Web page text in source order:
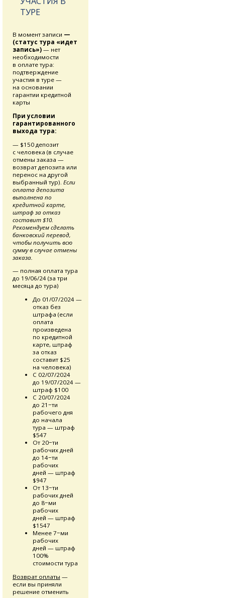
ТУРЕ
В момент записи —
(статус тура «идет
запись») — нет
необходимости
в оплате тура:
подтверждение
участия в туре —
на основании
гарантии кредитной
карты
При условии
гарантированного
выхода тура:
— $150 депозит
с человека (в случае
отмены заказа —
возврат депозита или
перенос на другой
выбранный тур). Если
оплата депозита
выполнена по
кредитной карте,
штраф за отказ
составит $10.
Рекомендуем сделать
банковский перевод,
чтобы получить всю
сумму в случае отмены
заказа.
— полная оплата тура
до 19/06/24 (за три
месяца до тура)
До 01/07/2024 —
отказ без
штрафа (если
оплата
произведена
по кредитной
карте, штраф
за отказ
составит $25
на человека)
С 02/07/2024
до 19/07/2024 —
штраф $100
С 20/07/2024
до 21−ти
рабочего дня
до начала
тура — штраф
$547
От 20−ти
рабочих дней
до 14−ти
рабочих
дней — штраф
$947
От 13−ти
рабочих дней
до 8−ми
рабочих
дней — штраф
$1547
Менее 7−ми
рабочих
дней — штраф
100%
стоимости тура
Возврат оплаты —
если вы приняли
решение отменить